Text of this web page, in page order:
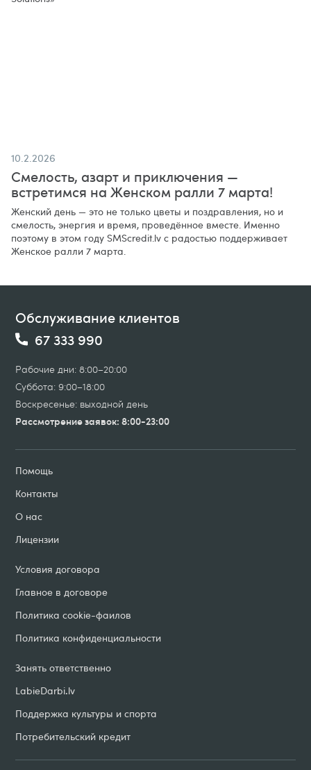
10.2.2026
Смелость, азарт и приключения —
встретимся на Женском ралли 7 марта!
Женский день — это не только цветы и поздравления, но и
смелость, энергия и время, проведённое вместе. Именно
поэтому в этом году SMScredit.lv с радостью поддерживает
Женское ралли 7 марта.
Обслуживание клиентов
67 333 990
Рабочие дни: 8:00–20:00
Суббота: 9:00–18:00
Воскресенье: выходной день
Рассмотрение заявок: 8:00-23:00
Помощь
Контакты
О нас
Лицензии
Занять ответственно
LabieDarbi.lv
Поддержка культуры и спорта
Потребительский кредит
Условия договорa
Главное в договоре
Политика cookie-фаилов
Политика конфиденциальности